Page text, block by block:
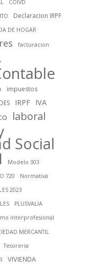
COIVD
Declaracion IRPF
DE HOGAR
facturacion
impuestos
IRPF IVA
laboral
Social
Modelo 303
720
Normativa
2023
PLUSVALIA
interprofesional
MERCANTIL
Tesoreria
VIVIENDA